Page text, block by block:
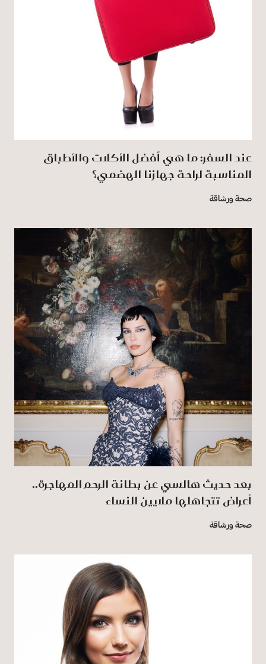
عند السفر: ما هي أفضل الأكلات والأطباق
المناسبة لراحة جهازنا الهضمي؟
صحة ورشاقة
بعد حديث هالسي عن بطانة الرحم المهاجرة..
أعراض تتجاهلها ملايين النساء
صحة ورشاقة